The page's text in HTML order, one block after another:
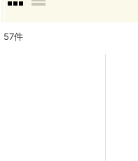
表示数
57件